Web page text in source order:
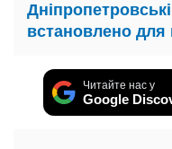
встановлено для
Читайте нас у
Google